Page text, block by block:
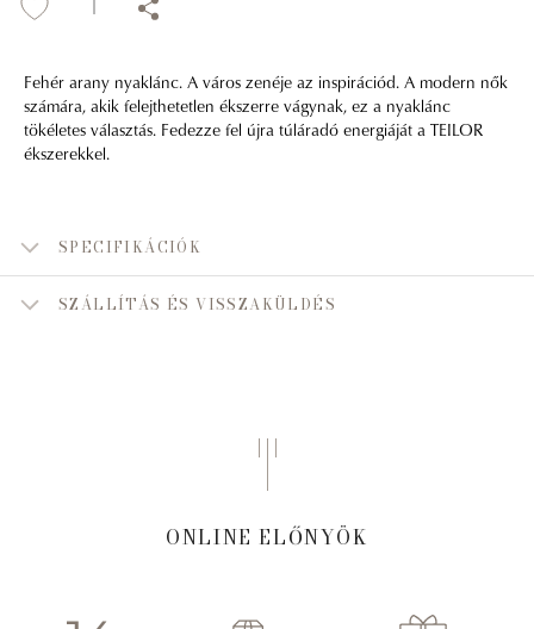
Fehér arany nyaklánc. A város zenéje az inspirációd. A modern nők
számára, akik felejthetetlen ékszerre vágynak, ez a nyaklánc
tökéletes választás. Fedezze fel újra túláradó energiáját a TEILOR
ékszerekkel.
SPECIFIKÁCIÓK
SZÁLLÍTÁS ÉS VISSZAKÜLDÉS
ONLINE ELŐNYÖK